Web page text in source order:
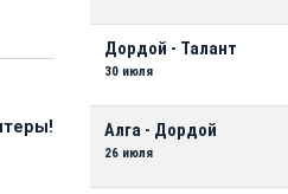
Дордой - Талант
30 июля
Алга - Дордой
26 июля